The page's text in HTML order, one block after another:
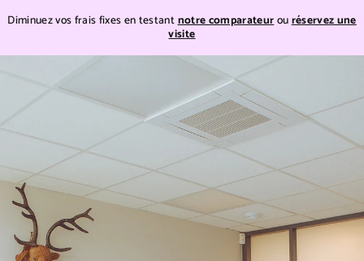
Diminuez vos frais fixes en testantnotre comparateurouréservez une
visite
Passer